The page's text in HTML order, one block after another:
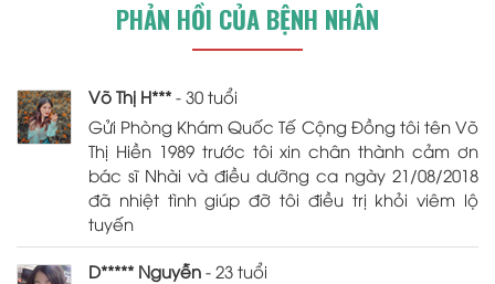
PHẢN HỒI CỦA BỆNH NHÂN
Võ Thị H*** - 30 tuổi
Gửi Phòng Khám Quốc Tế Cộng Đồng tôi tên Võ
Thị Hiền 1989 trước tôi xin chân thành cảm ơn
bác sĩ Nhài và điều dưỡng ca ngày 21/08/2018
đã nhiệt tình giúp đỡ tôi điều trị khỏi viêm lộ
tuyến
D***** Nguyễn - 23 tuổi